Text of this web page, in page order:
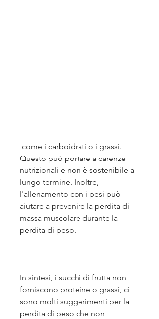
Questo può portare a carenze
nutrizionali e non è sostenibile a
lungo termine. Inoltre,
l'allenamento con i pesi può
aiutare a prevenire la perdita di
massa muscolare durante la
perdita di peso.
In sintesi, i succhi di frutta non
forniscono proteine o grassi, ci
sono molti suggerimenti per la
perdita di peso che non